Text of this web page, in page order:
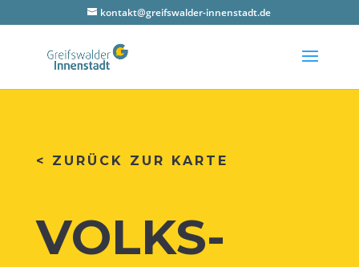
kontakt@greifswalder-innenstadt.de
< ZURÜCK ZUR KARTE
VOLKS­